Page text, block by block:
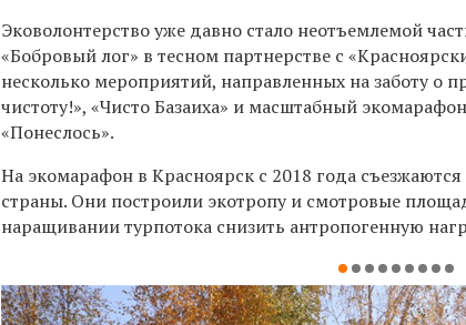
Эковолонтерство уже давно стало неотъемлемой
«Бобровый лог» в тесном партнерстве с
несколько мероприятий, направленных на заботу о
чистоту!», «Чисто Базаиха» и масштабный
«Понеслось».
На экомарафон в Красноярск с 2018 года
страны. Они построили экотропу и смотровые
наращивании турпотока снизить антропогенную